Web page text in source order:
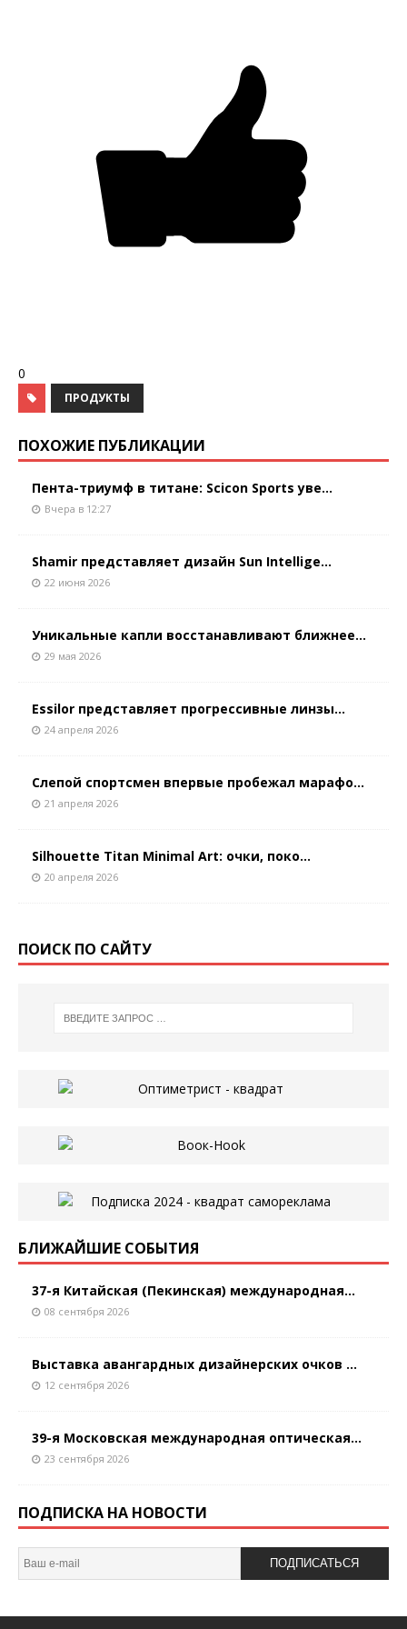
0
ПРОДУКТЫ
ПОХОЖИЕ ПУБЛИКАЦИИ
Пента-триумф в титане: Scicon Sports уве...
Вчера в 12:27
Shamir представляет дизайн Sun Intellige...
22 июня 2026
Уникальные капли восстанавливают ближнее...
29 мая 2026
Essilor представляет прогрессивные линзы...
24 апреля 2026
Слепой спортсмен впервые пробежал марафо...
21 апреля 2026
Silhouette Titan Minimal Art: очки, поко...
20 апреля 2026
ПОИСК ПО САЙТУ
БЛИЖАЙШИЕ СОБЫТИЯ
37-я Китайская (Пекинская) международная...
08 сентября 2026
Выставка авангардных дизайнерских очков ...
12 сентября 2026
39-я Московская международная оптическая...
23 сентября 2026
ПОДПИСКА НА НОВОСТИ
ПОДПИСАТЬСЯ